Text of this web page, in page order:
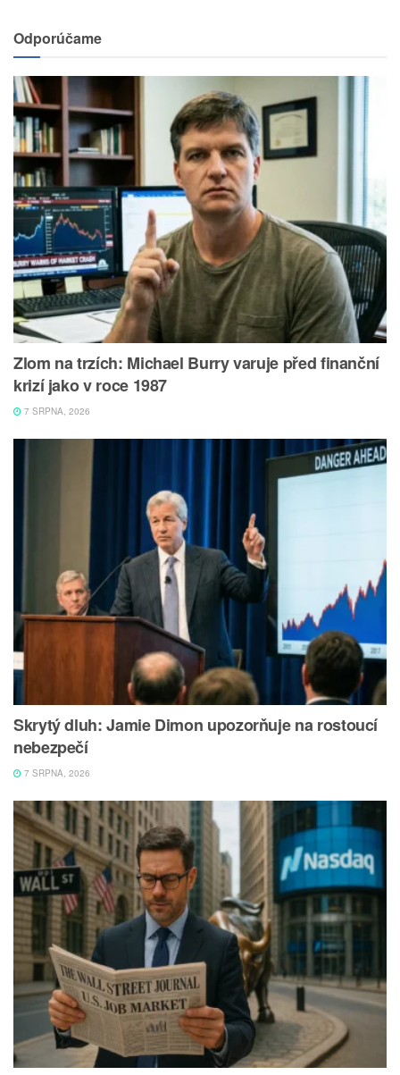
Odporúčame
Zlom na trzích: Michael Burry varuje před finanční
krizí jako v roce 1987
7 SRPNA, 2026
Skrytý dluh: Jamie Dimon upozorňuje na rostoucí
nebezpečí
7 SRPNA, 2026